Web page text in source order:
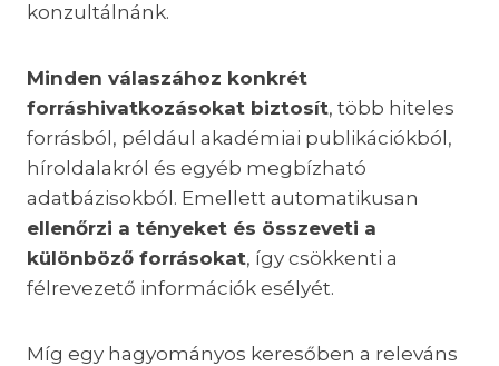
konzultálnánk.
Minden válaszához konkrét
forráshivatkozásokat biztosít, több hiteles
forrásból, például akadémiai publikációkból,
híroldalakról és egyéb megbízható
adatbázisokból. Emellett automatikusan
ellenőrzi a tényeket és összeveti a
különböző forrásokat, így csökkenti a
félrevezető információk esélyét.
Míg egy hagyományos keresőben a releváns